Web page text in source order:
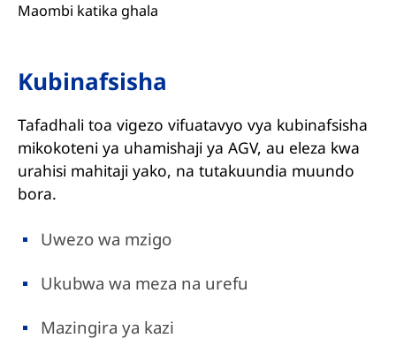
Maombi katika ghala
Kubinafsisha
Tafadhali toa vigezo vifuatavyo vya kubinafsisha
mikokoteni ya uhamishaji ya AGV, au eleza kwa
urahisi mahitaji yako, na tutakuundia muundo
bora.
Uwezo wa mzigo
Ukubwa wa meza na urefu
Mazingira ya kazi